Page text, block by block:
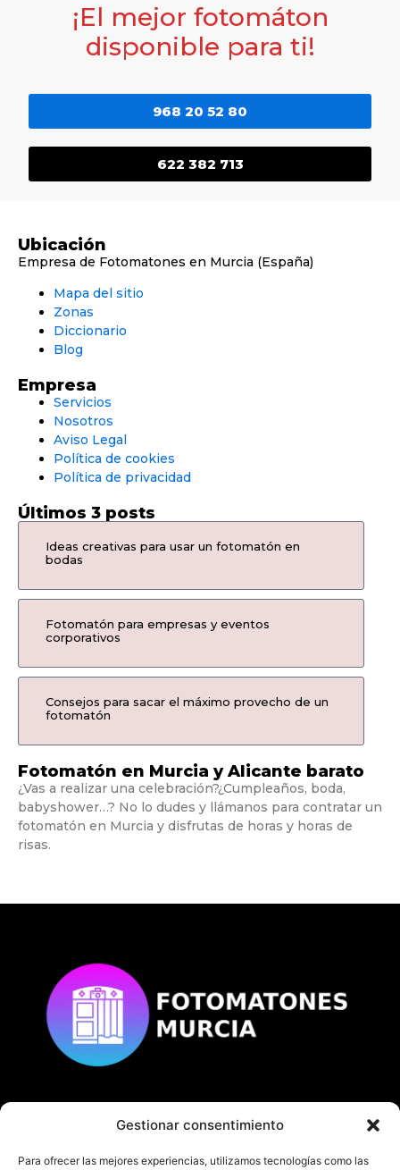
Gestionar consentimiento
Para ofrecer las mejores experiencias, utilizamos tecnologías como las
¡El mejor fotomáton
disponible para ti!
622 382 713
968 20 52 80
Ubicación
Empresa de Fotomatones en Murcia (España)
Mapa del sitio
Zonas
Diccionario
Blog
Empresa
Servicios
Nosotros
Aviso Legal
Política de cookies
Política de privacidad
Últimos 3 posts
Ideas creativas para usar un fotomatón en
bodas
Fotomatón para empresas y eventos
corporativos
Consejos para sacar el máximo provecho de un
fotomatón
Fotomatón en Murcia y Alicante barato
¿Vas a realizar una celebración?¿Cumpleaños, boda,
babyshower…? No lo dudes y llámanos para contratar un
fotomatón en Murcia y disfrutas de horas y horas de
risas.
© Copyrightfotomatonesmurcia.es
Todos los derechos reservados.